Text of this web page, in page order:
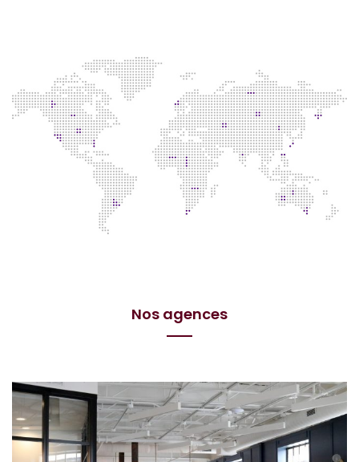
Nos agences